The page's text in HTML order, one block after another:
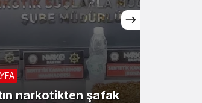
Gece modunu seçin.
Sistem Modu
Sistem modunu seçin.
3. SAYFA
Ankara’dan İnkumu’na